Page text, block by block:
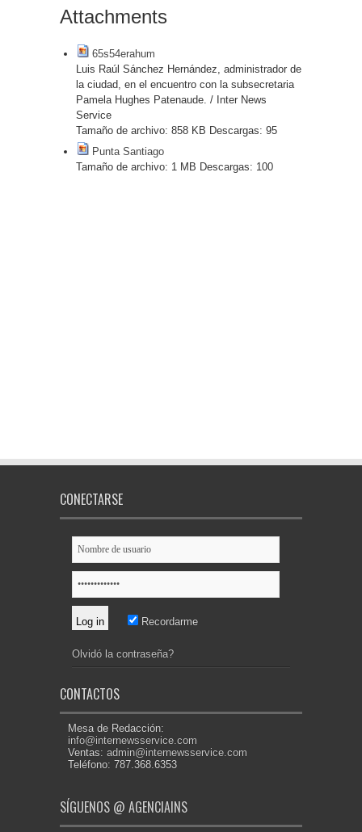
Attachments
65s54erahum
Luis Raúl Sánchez Hernández, administrador de
la ciudad, en el encuentro con la subsecretaria
Pamela Hughes Patenaude. / Inter News
Service
Tamaño de archivo: 858 KB Descargas: 95
Punta Santiago
Tamaño de archivo: 1 MB Descargas: 100
CONECTARSE
Recordarme
Olvidó la contraseña?
CONTACTOS
Mesa de Redacción:
info@internewsservice.com
Ventas: admin@internewsservice.com
Teléfono: 787.368.6353
SÍGUENOS @ AGENCIAINS